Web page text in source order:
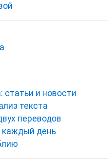
статьи и новости
текста
переводов
каждый день